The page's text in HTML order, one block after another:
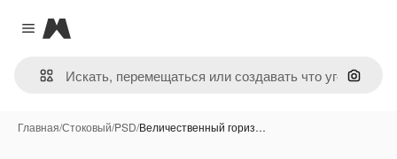
Close menu
Magnific
Поиск
Главная/Стоковый/PSD/Величественный гориз…